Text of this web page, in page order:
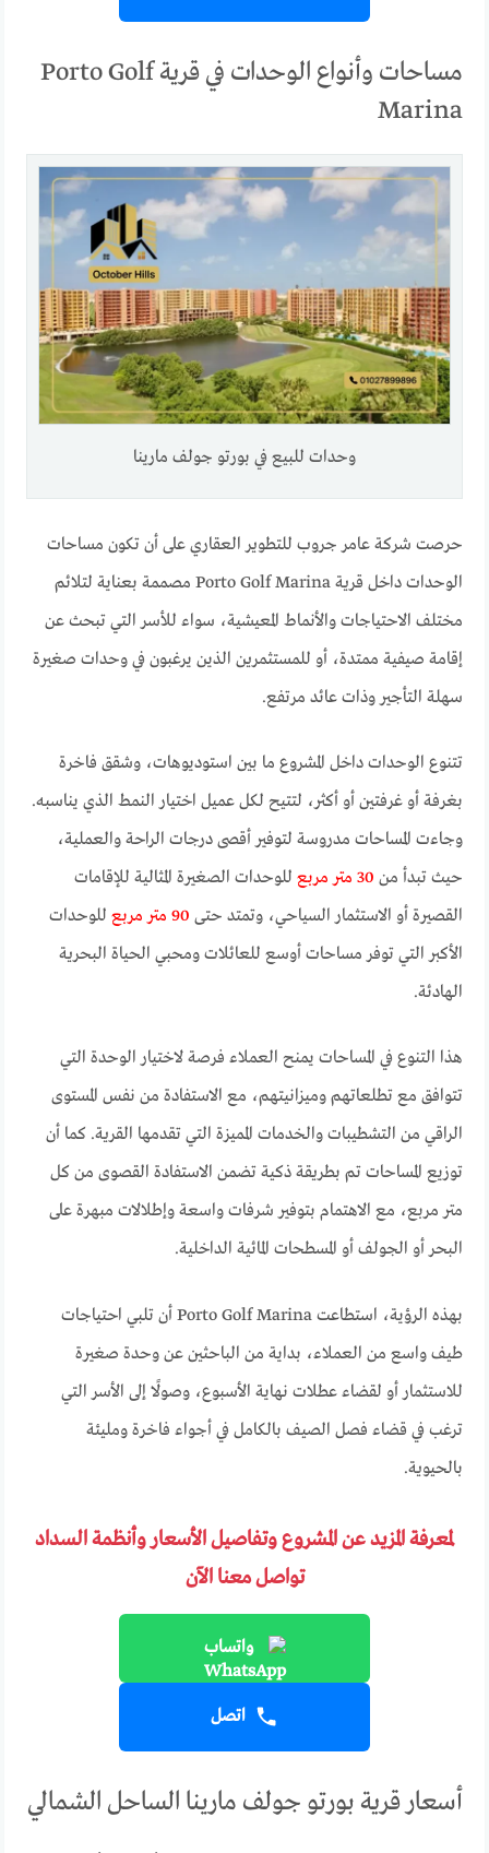
مساحات وأنواع الوحدات في قرية Porto Golf
Marina
وحدات للبيع في بورتو جولف مارينا
حرصت شركة عامر جروب للتطوير العقاري على أن تكون مساحات
الوحدات داخل قرية Porto Golf Marina مصممة بعناية لتلائم
مختلف الاحتياجات والأنماط المعيشية، سواء للأسر التي تبحث عن
إقامة صيفية ممتدة، أو للمستثمرين الذين يرغبون في وحدات صغيرة
سهلة التأجير وذات عائد مرتفع.
تتنوع الوحدات داخل المشروع ما بين استوديوهات، وشقق فاخرة
بغرفة أو غرفتين أو أكثر، لتتيح لكل عميل اختيار النمط الذي يناسبه.
وجاءت المساحات مدروسة لتوفير أقصى درجات الراحة والعملية،
حيث تبدأ من 30 متر مربع
للوحدات الصغيرة المثالية للإقامات
القصيرة أو الاستثمار السياحي، وتمتد حتى 90 متر مربع
للوحدات
الأكبر التي توفر مساحات أوسع للعائلات ومحبي الحياة البحرية
الهادئة.
هذا التنوع في المساحات يمنح العملاء فرصة لاختيار الوحدة التي
تتوافق مع تطلعاتهم وميزانيتهم، مع الاستفادة من نفس المستوى
الراقي من التشطيبات والخدمات المميزة التي تقدمها القرية. كما أن
توزيع المساحات تم بطريقة ذكية تضمن الاستفادة القصوى من كل
متر مربع، مع الاهتمام بتوفير شرفات واسعة وإطلالات مبهرة على
البحر أو الجولف أو المسطحات المائية الداخلية.
بهذه الرؤية، استطاعت Porto Golf Marina أن تلبي احتياجات
طيف واسع من العملاء، بداية من الباحثين عن وحدة صغيرة
للاستثمار أو لقضاء عطلات نهاية الأسبوع، وصولًا إلى الأسر التي
ترغب في قضاء فصل الصيف بالكامل في أجواء فاخرة ومليئة
بالحيوية.
لمعرفة المزيد عن المشروع وتفاصيل الأسعار وأنظمة السداد
تواصل معنا الآن
واتساب
اتصل
أسعار قرية بورتو جولف مارينا الساحل الشمالي